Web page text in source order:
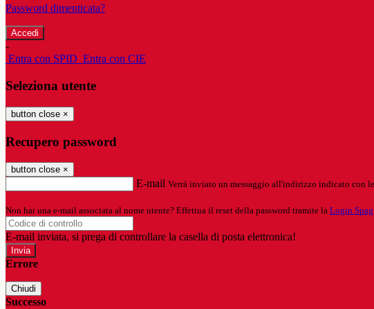
Password dimenticata?
-
Entra con SPID Entra con CIE
Seleziona utente
button close ×
Recupero password
button close ×
E-mail Verrà inviato un messaggio all'indirizzo indicato con
Non hai una e-mail associata al nome utente? Effettua il reset della password tramite la Login
E-mail inviata, si prega di controllare la casella di posta elettronica!
Errore
Chiudi
Successo